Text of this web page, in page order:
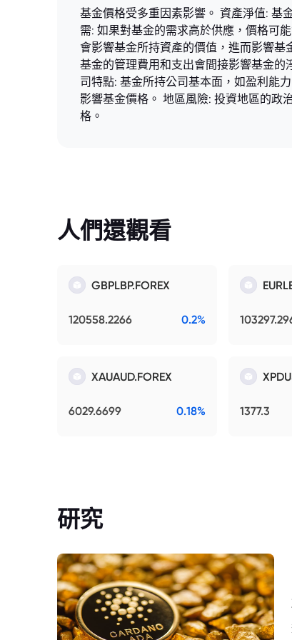
基金價格受多重因素影響。 資產淨值: 基
需: 如果對基金的需求高於供應，價格可
會影響基金所持資產的價值，進而影響基
基金的管理費用和支出會間接影響基金
司特點: 基金所持公司基本面，如盈利能
影響基金價格。 地區風險: 投資地區的政
格。
人們還觀看
GBPLBP.FOREX
120558.2266 0.2%
XAUAUD.FOREX
6029.6699 0.18% 1377.3
研究